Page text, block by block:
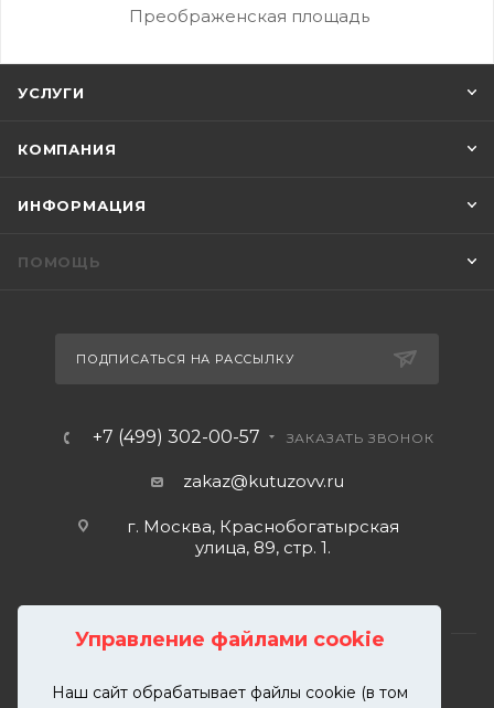
Управление файлами cookie
Наш сайт обрабатывает файлы cookie (в том
Преображенская площадь
УСЛУГИ
КОМПАНИЯ
ИНФОРМАЦИЯ
ПОМОЩЬ
ПОДПИСАТЬСЯ НА РАССЫЛКУ
+7 (499) 302-00-57 ЗАКАЗАТЬ ЗВОНОК
zakaz@kutuzovv.ru
г. Москва, Краснобогатырская
улица, 89, стр. 1.